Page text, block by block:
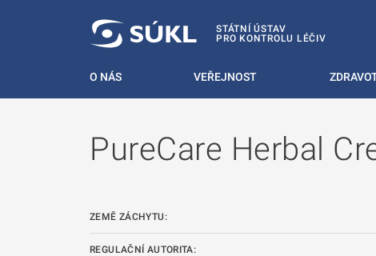
STÁTNÍ ÚSTAV
PRO KONTROLU LÉČIV
O NÁS VEŘEJNOST
PureCare Herbal
ZEMĚ ZÁCHYTU:
REGULAČNÍ AUTORITA: